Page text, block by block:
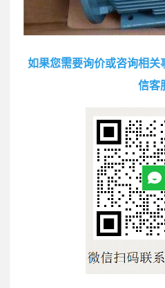
如果您需要询价或咨询相关
信客